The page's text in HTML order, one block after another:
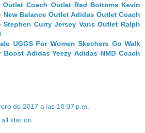
Outlet Coach Outlet Red Bottoms Kevin
New Balance Outlet Adidas Outlet Coach
Stephen Curry Jersey Vans Outlet Ralph
UGGS For Women Skechers Go Walk
Boost Adidas Yeezy Adidas NMD Coach
de 2017 a las 10:07 p.m.
star ori